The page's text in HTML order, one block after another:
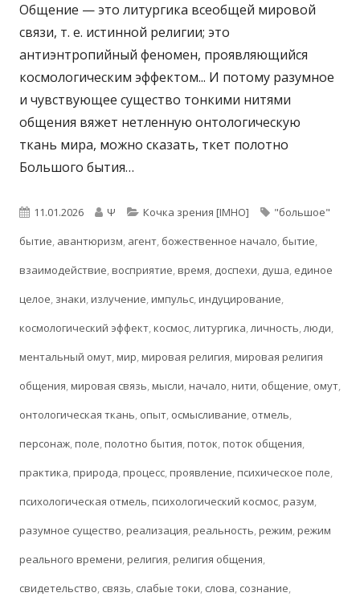
Общение — это литургика всеобщей мировой
связи, т. е. истинной религии; это
антиэнтропийный феномен, проявляющийся
космологическим эффектом... И потому разумное
и чувствующее существо тонкими нитями
общения вяжет нетленную онтологическую
ткань мира, можно сказать, ткет полотно
Большого бытия…
Опубликовано
11.01.2026 Автор
Ψ Рубрики
Кочка зрения [IMHO] Метки
"большое"
бытие, авантюризм, агент, божественное начало, бытие,
взаимодействие,восприятие,время, доспехи, душа, единое
целое, знаки,излучение,импульс,индуцирование,
космологический эффект,космос,литургика,личность,люди,
ментальный омут,мир,мировая религия,мировая религия
общения,мировая связь,мысли,начало,нити, общение, омут,
онтологическая ткань, опыт, осмысливание, отмель,
персонаж,поле,полотно бытия,поток,поток общения,
практика,природа,процесс,проявление,психическое поле,
психологическая отмель,психологический космос,разум,
разумное существо,реализация,реальность,режим,режим
реального времени,религия,религия общения,
свидетельство, связь, слабые токи, слова, сознание,